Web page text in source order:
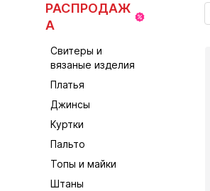
РАСПРОДАЖ
А
Свитеры и
вязаные изделия
Платья
Джинсы
Куртки
Пальто
Топы и майки
Штаны